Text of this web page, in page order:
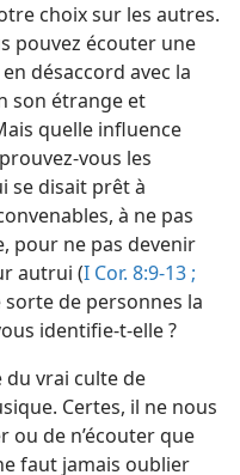
choix sur les autres.
pouvez écouter une
désaccord avec la
son étrange et
quelle influence
​vous les
se disait prêt à
à ne pas
pour ne pas devenir
autrui (I Cor. 8:9-13 ;
sorte de personnes la
identifie-​t-​elle ?
vrai culte de
Certes, il ne nous
ou de n’écouter que
faut jamais oublier